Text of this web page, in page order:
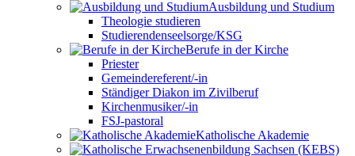
Ausbildung und Studium
Theologie studieren
Studierendenseelsorge/KSG
Berufe in der Kirche
Priester
Gemeindereferent/-in
Ständiger Diakon im Zivilberuf
Kirchenmusiker/-in
FSJ-pastoral
Katholische Akademie